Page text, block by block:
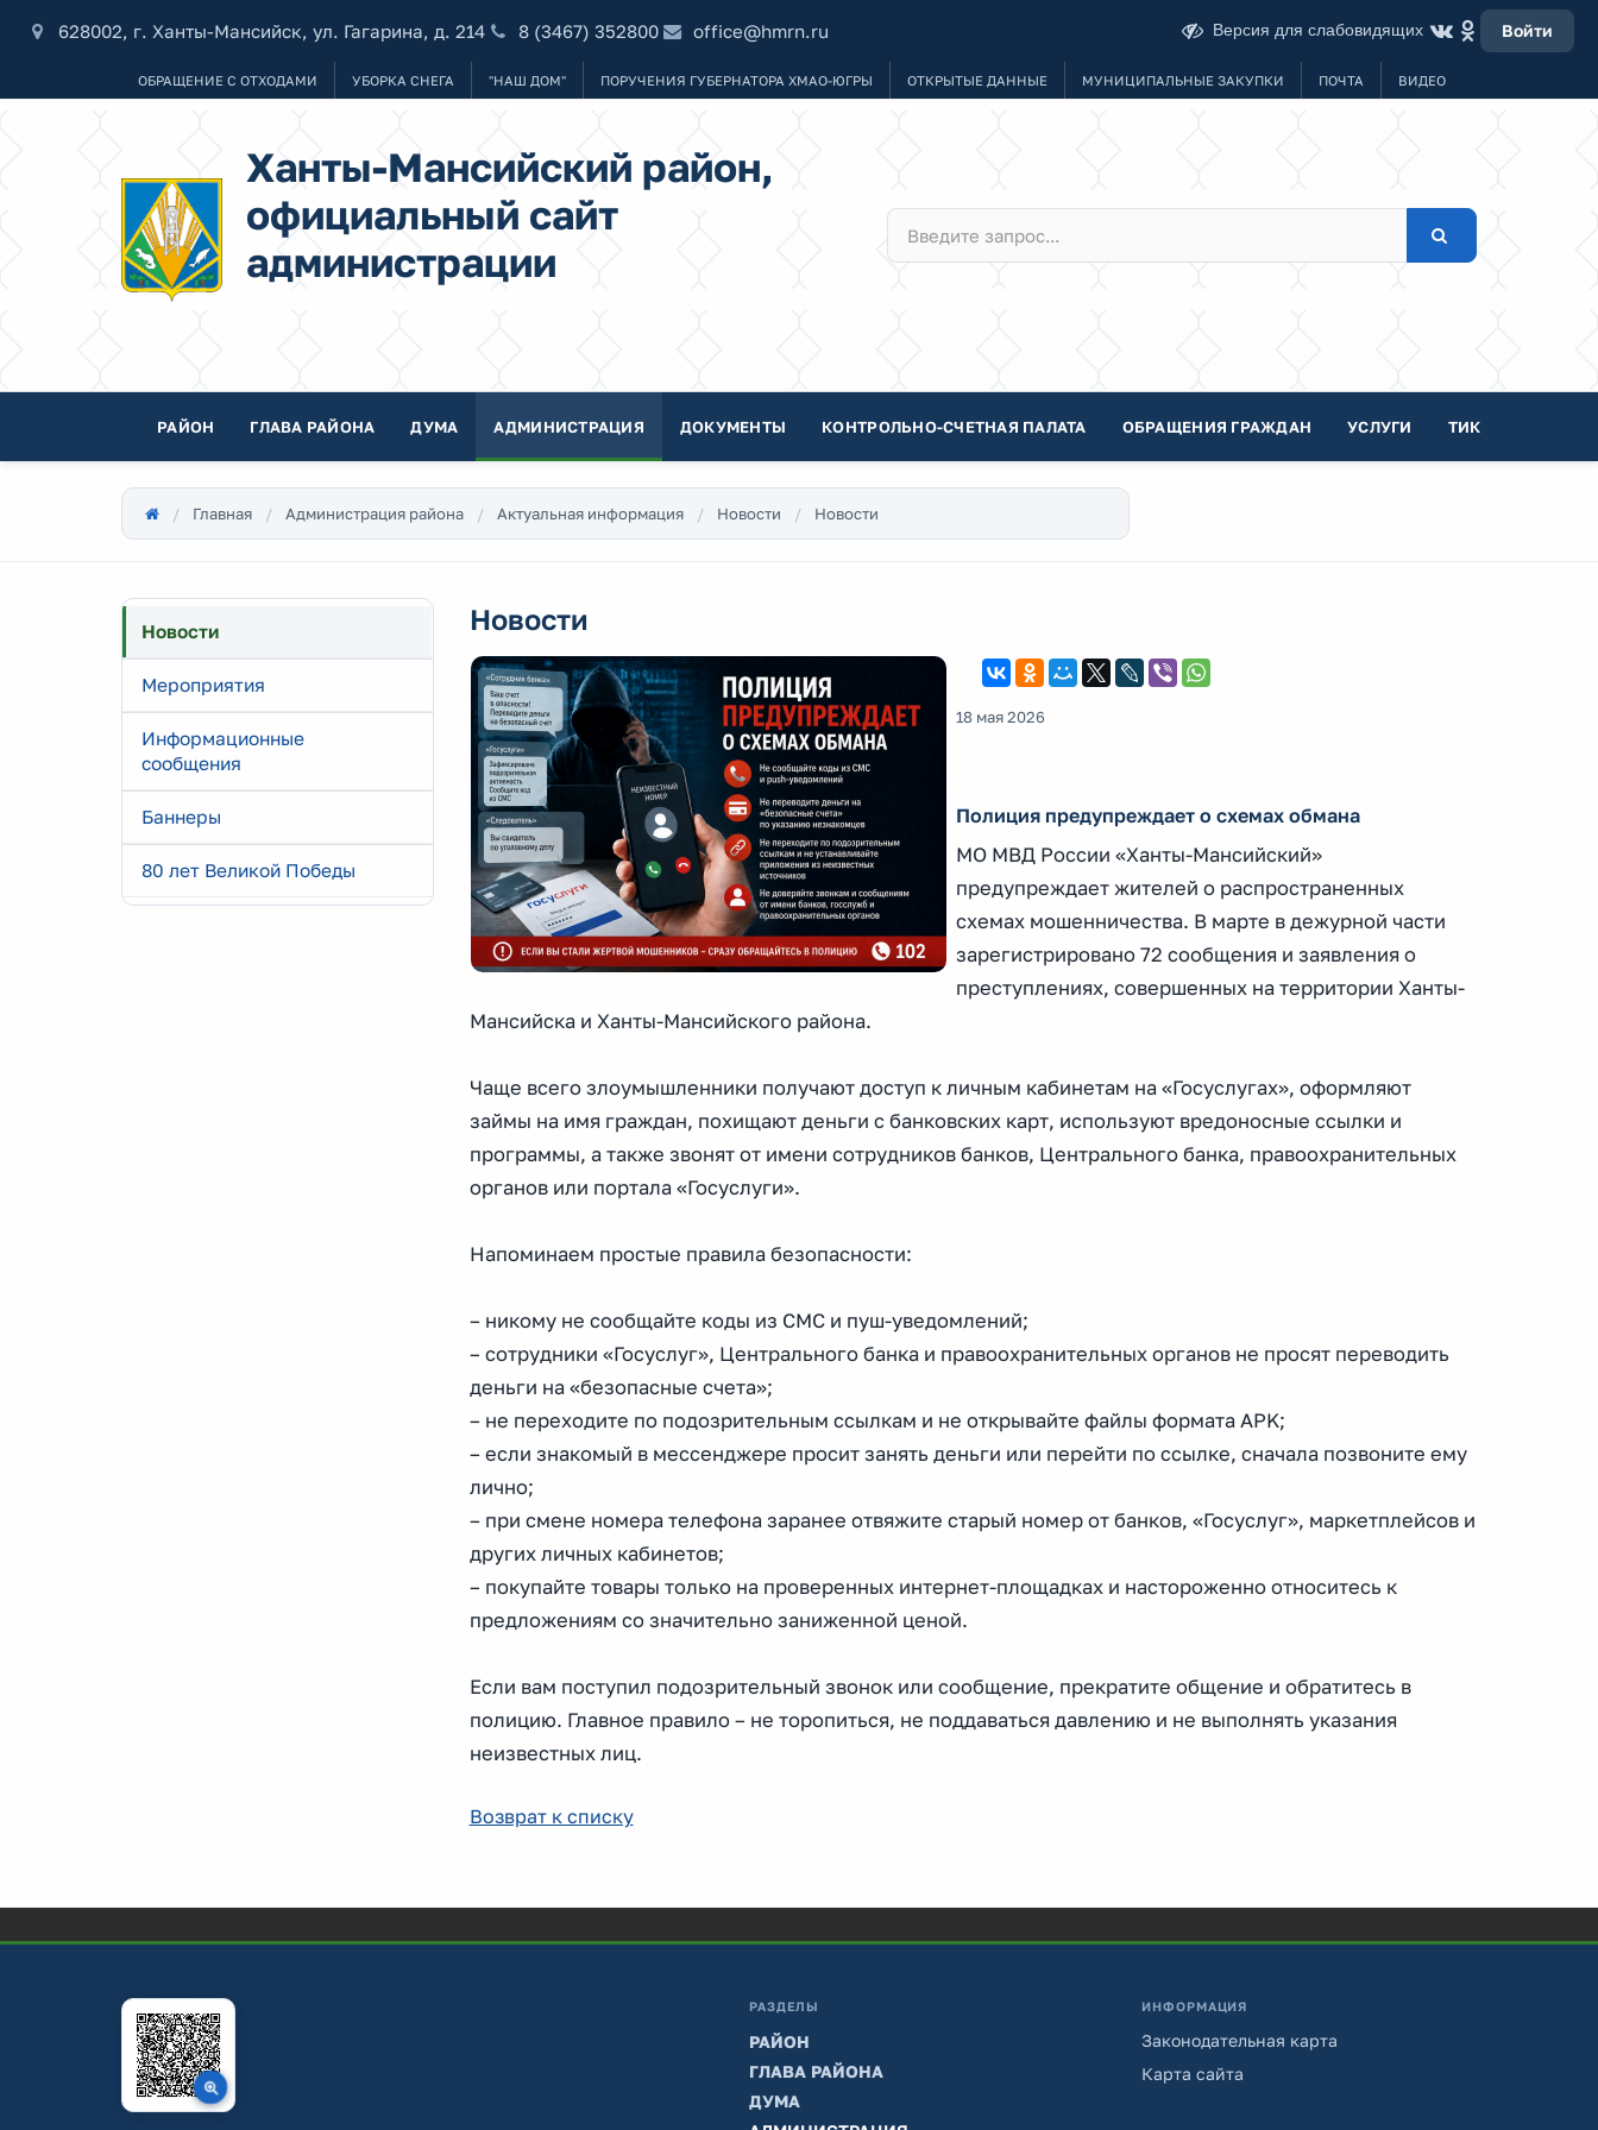
628002, г. Ханты-Мансийск, ул. Гагарина, д. 214 8 (3467) 352800 office@hmrn.ru Версия для слабовидящих Войти
ОБРАЩЕНИЕ С ОТХОДАМИ УБОРКА СНЕГА "НАШ ДОМ" ПОРУЧЕНИЯ ГУБЕРНАТОРА ХМАО-ЮГРЫ ОТКРЫТЫЕ ДАННЫЕ МУНИЦИПАЛЬНЫЕ ЗАКУПКИ ПОЧТА ВИДЕО
Ханты-Мансийский район,
официальный сайт
администрации
РАЙОН ГЛАВА РАЙОНА ДУМА АДМИНИСТРАЦИЯ ДОКУМЕНТЫ КОНТРОЛЬНО-СЧЕТНАЯ ПАЛАТА ОБРАЩЕНИЯ ГРАЖДАН УСЛУГИ ТИК
Главная Администрация района Актуальная информация Новости Новости
Новости
Мероприятия
Информационные
сообщения
Баннеры
80 лет Великой Победы
Новости
18 мая 2026
Полиция предупреждает о схемах обмана
МО МВД России «Ханты-Мансийский»
предупреждает жителей о распространенных
схемах мошенничества. В марте в дежурной части
зарегистрировано 72 сообщения и заявления о
преступлениях, совершенных на территории Ханты-
Мансийска и Ханты-Мансийского района.
Чаще всего злоумышленники получают доступ к личным кабинетам на «Госуслугах», оформляют
займы на имя граждан, похищают деньги с банковских карт, используют вредоносные ссылки и
программы, а также звонят от имени сотрудников банков, Центрального банка, правоохранительных
органов или портала «Госуслуги».
Напоминаем простые правила безопасности:
– никому не сообщайте коды из СМС и пуш-уведомлений;
– сотрудники «Госуслуг», Центрального банка и правоохранительных органов не просят переводить
деньги на «безопасные счета»;
– не переходите по подозрительным ссылкам и не открывайте файлы формата APK;
– если знакомый в мессенджере просит занять деньги или перейти по ссылке, сначала позвоните ему
лично;
– при смене номера телефона заранее отвяжите старый номер от банков, «Госуслуг», маркетплейсов и
других личных кабинетов;
– покупайте товары только на проверенных интернет-площадках и настороженно относитесь к
предложениям со значительно заниженной ценой.
Если вам поступил подозрительный звонок или сообщение, прекратите общение и обратитесь в
полицию. Главное правило – не торопиться, не поддаваться давлению и не выполнять указания
неизвестных лиц.
Возврат к списку
РАЗДЕЛЫ
РАЙОН
ГЛАВА РАЙОНА
ДУМА
ИНФОРМАЦИЯ
Законодательная карта
Карта сайта